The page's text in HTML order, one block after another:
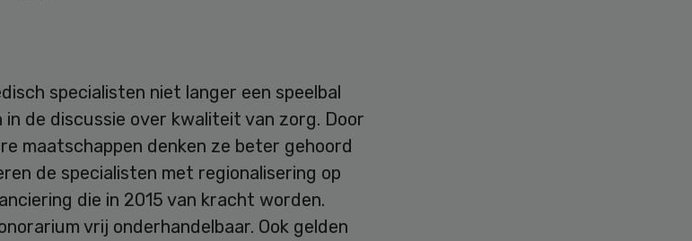
specialisten niet langer een speelbal
de discussie over kwaliteit van zorg. Door
maatschappen denken ze beter gehoord
de specialisten met regionalisering op
die in 2015 van kracht worden.
vrij onderhandelbaar. Ook gelden